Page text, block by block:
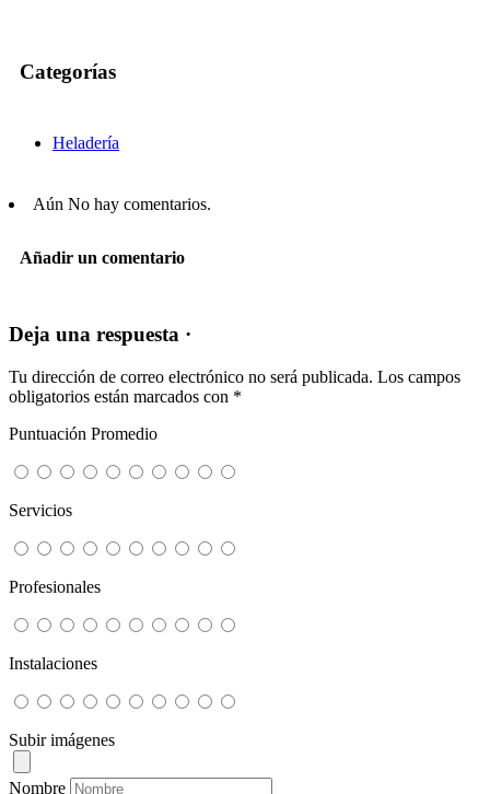
Categorías
Heladería
Aún No hay comentarios.
Añadir un comentario
Deja una respuesta ·
Tu dirección de correo electrónico no será publicada. Los campos
obligatorios están marcados con *
Puntuación Promedio
Servicios
Profesionales
Instalaciones
Subir imágenes
Nombre